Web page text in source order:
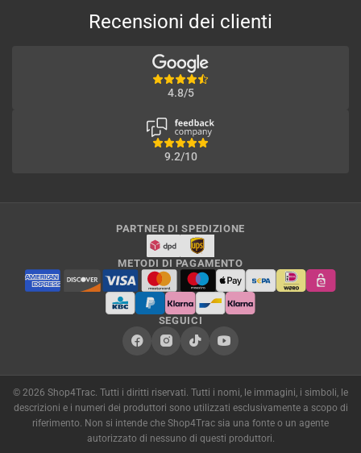
Recensioni dei clienti
4.8/5
9.2/10
PARTNER DI SPEDIZIONE
METODI DI PAGAMENTO
SEGUICI
© 2026 Shop4Trac. Tutti i diritti riservati. Tutti i nomi, le immagini, i simboli, le
descrizioni e i numeri dei produttori sono utilizzati esclusivamente a scopo di
riferimento. Non si intende che Shop4Trac sia una fonte o un agente
autorizzato di nessuno di questi produttori.